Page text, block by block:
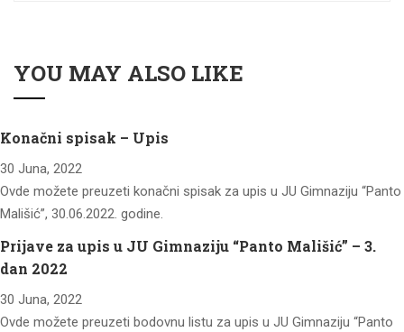
YOU MAY ALSO LIKE
Konačni spisak – Upis
30 Juna, 2022
Ovde možete preuzeti konačni spisak za upis u JU Gimnaziju “Panto
Mališić”, 30.06.2022. godine.
Prijave za upis u JU Gimnaziju “Panto Mališić” – 3.
dan 2022
30 Juna, 2022
Ovde možete preuzeti bodovnu listu za upis u JU Gimnaziju “Panto